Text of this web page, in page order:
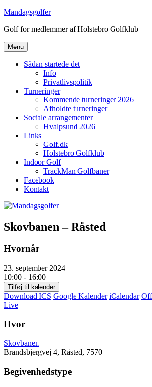
Videre
indhold
Mandagsgolfer
Golf for medlemmer af Holstebro Golfklub
Menu
Sådan startede det
Info
Privatlivspolitik
Turneringer
Kommende turneringer 2026
Afholdte turneringer
Sociale arrangementer
Hvalpsund 2026
Links
Golf.dk
Holstebro Golfklub
Indoor Golf
TrackMan Golfbaner
Facebook
Kontakt
Skovbanen – Råsted
Hvornår
23. september 2024
10:00 - 16:00
Tilføj til kalender
Download ICS Google Kalender iCalendar
Live
Hvor
Skovbanen
Brandsbjergvej 4, Råsted, 7570
Begivenhedstype